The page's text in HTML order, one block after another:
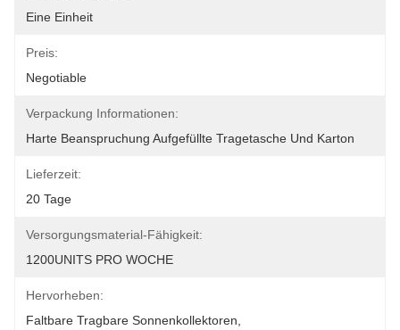
Eine Einheit
Preis:
Negotiable
Verpackung Informationen:
Harte Beanspruchung Aufgefüllte Tragetasche Und Karton
Lieferzeit:
20 Tage
Versorgungsmaterial-Fähigkeit:
1200UNITS PRO WOCHE
Hervorheben:
Faltbare Tragbare Sonnenkollektoren